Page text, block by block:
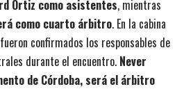
Ortiz como asistentes, mientras
como cuarto árbitro. En la cabina
confirmados los responsables de
durante el encuentro. Never
de Córdoba, será el árbitro